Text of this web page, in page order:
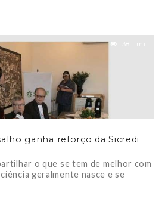
38.1 mil
ganha reforço da Sicredi
o que se tem de melhor com
geralmente nasce e se